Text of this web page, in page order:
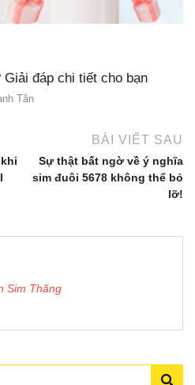
đáp chi tiết cho bạn
Tân
BÀI VIẾT SAU
Sự thật bất ngờ về ý nghĩa
sim đuôi 5678 không thể bỏ
lỡ!
Sim Thăng